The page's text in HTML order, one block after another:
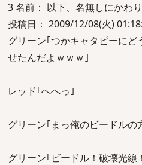
3 名前： 以下、名無しにかわ
投稿日： 2009/12/08(火)
グリーン｢つかキャタピーにど
せたんだよｗｗｗ｣
レッド｢へへっ｣
グリーン｢まっ俺のビードルの
グリーン｢ビードル！破壊光線